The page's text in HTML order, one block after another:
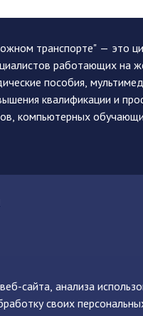
сайта, анализа
своих
транспорте" — это
работающих
пособия,
квалификации и
компьютерных